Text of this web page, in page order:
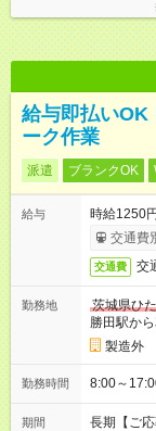
給与即払いOK
ーク作業
派遣 ブランクOK
給与
時給1250円
交通費
交通費 交
勤務地
茨城県ひ
勝田駅か
製造外
勤務時間
期間
長期【ご